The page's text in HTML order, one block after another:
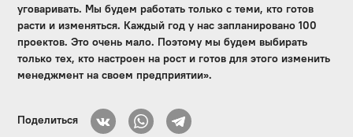
уговаривать. Мы будем работать только с теми, кто готов
расти и изменяться. Каждый год у нас запланировано 100
проектов. Это очень мало. Поэтому мы будем выбирать
только тех, кто настроен на рост и готов для этого изменить
менеджмент на своем предприятии».
Поделиться